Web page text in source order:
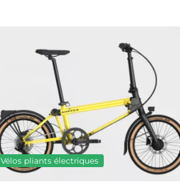
Vélos pliants électriques